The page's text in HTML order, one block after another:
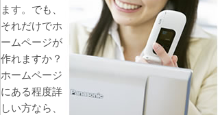
ます。でも、
それだけでホ
ームページが
作れますか？
ホームページ
にある程度詳
しい方なら、